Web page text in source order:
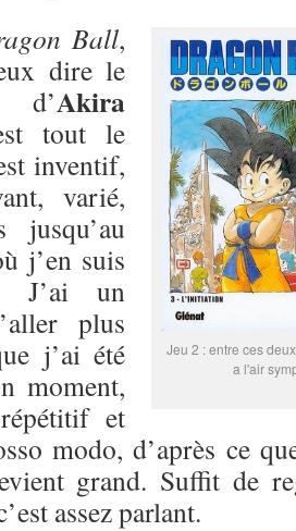
Jeu 2 : entre ces
a l'air
Ball,
dire le
Akira
tout le
inventif,
varié,
j’en suis
J’ai un
plus
j’ai été
moment,
et
modo, d’après ce
grand. Suffit de
assez parlant.